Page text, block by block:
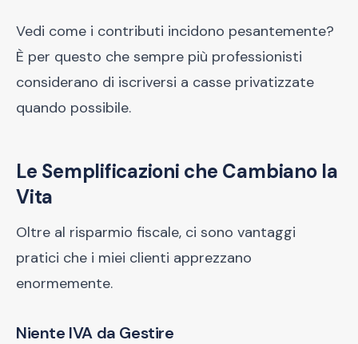
Vedi come i contributi incidono pesantemente?
È per questo che sempre più professionisti
considerano di iscriversi a casse privatizzate
quando possibile.
Le Semplificazioni che Cambiano la
Vita
Oltre al risparmio fiscale, ci sono vantaggi
pratici che i miei clienti apprezzano
enormemente.
Niente IVA da Gestire